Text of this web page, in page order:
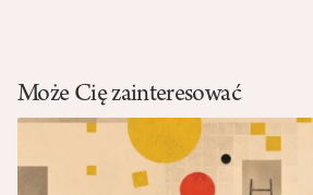
Może Cię zainteresować